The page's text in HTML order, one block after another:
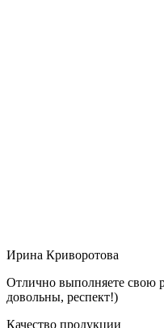
Ирина Криворотова
Отлично выполняете свою
довольны, респект!)
Качество продукции